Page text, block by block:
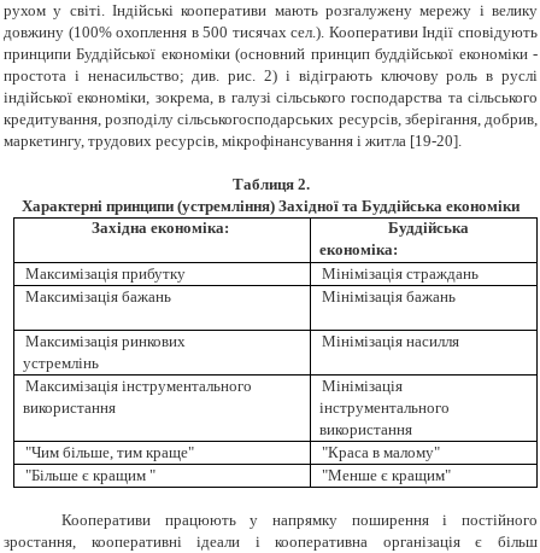
рухом у світі. Індійські кооперативи мають розгалужену мережу і велику
довжину (100% охоплення в 500 тисячах сел.). Кооперативи Індії сповідують
принципи Буддійської економіки (основний принцип буддійської економіки -
простота і ненасильство; див. рис. 2) і відіграють ключову роль в руслі
індійської економіки, зокрема, в галузі сільського господарства та сільського
кредитування, розподілу сільськогосподарських ресурсів, зберігання, добрив,
маркетингу, трудових ресурсів, мікрофінансування і житла [19-20].
Таблиця 2.
Характерні принципи (устремління) Західної та Буддійська економіки
Західна економіка:
Буддійська
економіка:
Максимізація прибутку
Мінімізація страждань
Максимізація бажань
Мінімізація бажань
Максимізація ринкових
устремлінь
Мінімізація насилля
Максимізація інструментального
використання
Мінімізація
інструментального
використання
"Чим більше, тим краще"
"Краса в малому"
"Більше є кращим "
"Менше є кращим"
Кооперативи працюють у напрямку поширення і постійного
зростання, кооперативні ідеали і кооперативна організація є більш